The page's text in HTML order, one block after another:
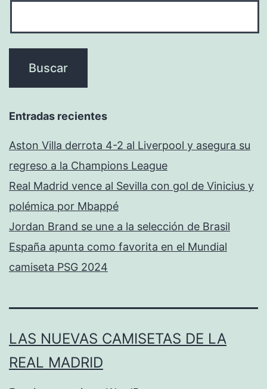
Entradas recientes
Aston Villa derrota 4-2 al Liverpool y asegura su
regreso a la Champions League
Real Madrid vence al Sevilla con gol de Vinicius y
polémica por Mbappé
Jordan Brand se une a la selección de Brasil
España apunta como favorita en el Mundial
camiseta PSG 2024
LAS NUEVAS CAMISETAS DE LA
REAL MADRID